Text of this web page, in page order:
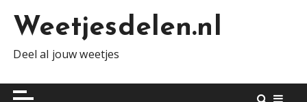
Weetjesdelen.nl
Deel al jouw weetjes